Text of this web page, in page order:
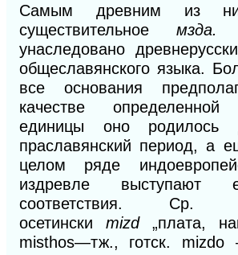
Самым древним из
существительное мзда.
унаследовано
общеславянского языка.
все основания
качестве определенной
единицы оно
праславянский период,а
целом ряде
издревле выступают
соответствия. Ср.
осетински mizd„плата,
misthos—тж.,
готск.